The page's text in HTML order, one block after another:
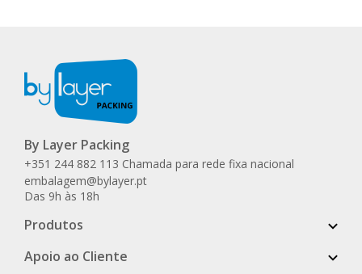
By Layer Packing
+351 244 882 113 Chamada para rede fixa nacional
embalagem@bylayer.pt
Das 9h às 18h
Produtos
Apoio ao Cliente